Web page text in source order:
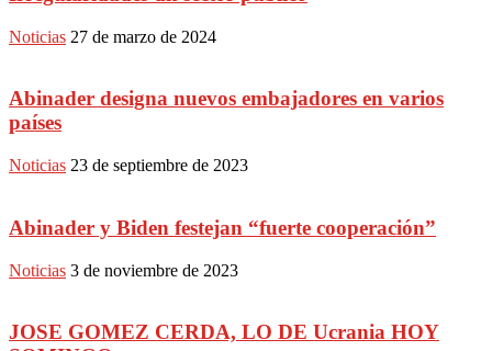
Noticias 27 de marzo de 2024
Abinader designa nuevos embajadores en varios
países
Noticias 23 de septiembre de 2023
Abinader y Biden festejan “fuerte cooperación”
Noticias 3 de noviembre de 2023
JOSE GOMEZ CERDA, LO DE Ucrania HOY